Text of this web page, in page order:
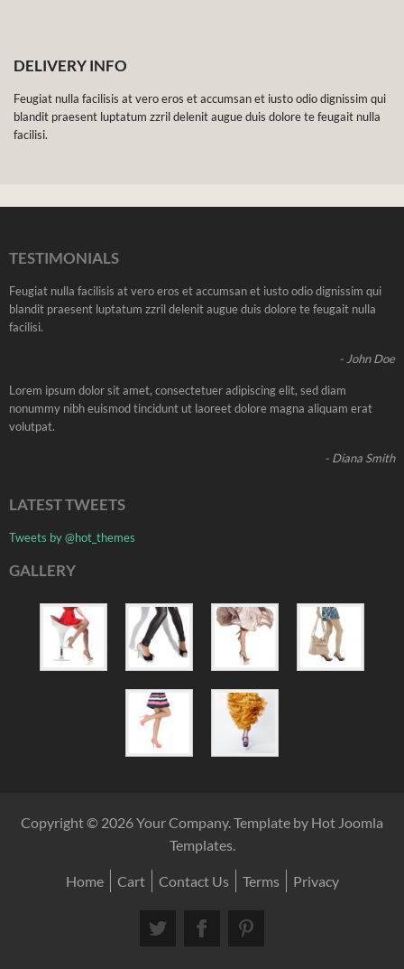
DELIVERY INFO
Feugiat nulla facilisis at vero eros et accumsan et iusto odio dignissim qui
blandit praesent luptatum zzril delenit augue duis dolore te feugait nulla
facilisi.
TESTIMONIALS
Feugiat nulla facilisis at vero eros et accumsan et iusto odio dignissim qui
blandit praesent luptatum zzril delenit augue duis dolore te feugait nulla
facilisi.
- John Doe
Lorem ipsum dolor sit amet, consectetuer adipiscing elit, sed diam
nonummy nibh euismod tincidunt ut laoreet dolore magna aliquam erat
volutpat.
- Diana Smith
LATEST TWEETS
Tweets by @hot_themes
GALLERY
Copyright © 2026 Your Company. Template by Hot Joomla
Templates.
Home Cart Contact Us Terms Privacy